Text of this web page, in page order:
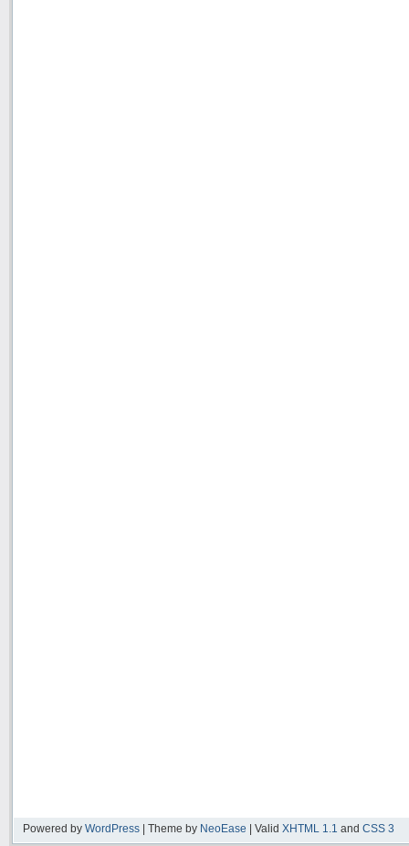
Powered by WordPress | Theme by NeoEase | Valid XHTML 1.1 and CSS 3